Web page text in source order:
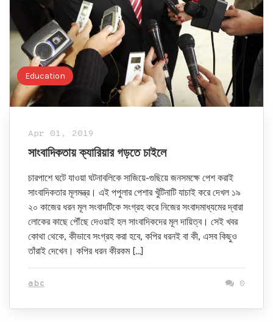
Education
Apr 01, 2019
সাংবাদিকতায় ক্যারিয়ার গড়তে চাইলে
চারপাশে ঘটে যাওয়া ঘটনাবলিকে সাজিয়ে-গুছিয়ে জনসমক্ষে পেশ করাই
সাংবাদিকতার মূলমন্ত্র। এই পপুলার পেশার খুঁটিনাটি যাচাই করে দেখল ১৯
২০ কাজের ধরন মূল সংবাদটিকে সংগ্রহ করে নিজের সংবাদমাধ্যমের দ্বারা
লোকের কাছে পৌঁছে দেওয়াই হল সাংবাদিকদের মূল দায়িত্ব। সেই খবর
কোথা থেকে, কীভাবে সংগ্রহ করা হবে, কপির ধরনই বা কী, এসব কিছুও
তাঁরাই দেখেন। কপির ধরন কীরকম […]
abc 0